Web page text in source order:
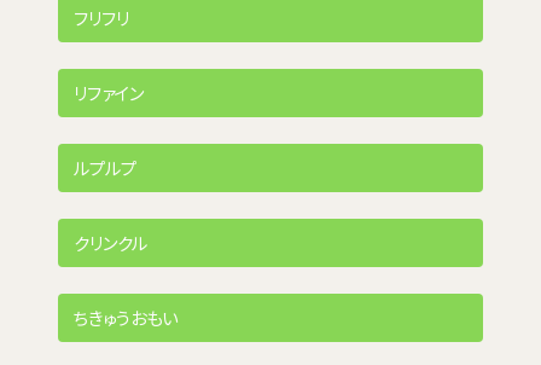
フリフリ
リファイン
ルプルプ
クリンクル
ちきゅうおもい